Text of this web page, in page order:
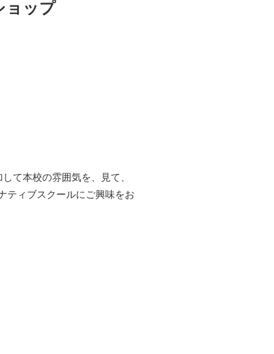
ョップ
て本校の雰囲気を、見て、
ティブスクールにご興味をお